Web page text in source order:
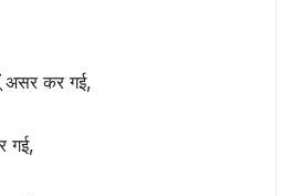
असर कर गई,
गई,